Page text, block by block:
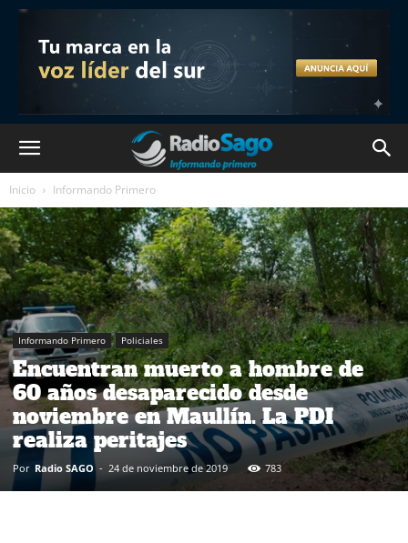
Inicio Informando Primero
Informando Primero Policiales
Encuentran muerto a hombre de
60 años desaparecido desde
noviembre en Maullín. La PDI
realiza peritajes
Por Radio SAGO - 24 de noviembre de 2019 783